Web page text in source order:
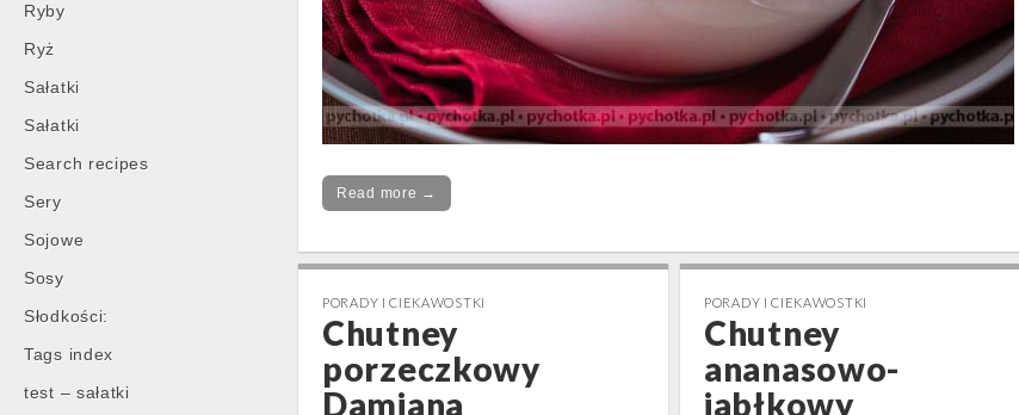
Ryby
Ryż
Sałatki
Sałatki
Search recipes
Sery
Sojowe
Sosy
Słodkości:
Tags index
test – sałatki
Read more →
PORADY I CIEKAWOSTKI
Chutney
porzeczkowy
Damiana
PORADY I CIEKAWOSTKI
Chutney
ananasowo-
jabłkowy